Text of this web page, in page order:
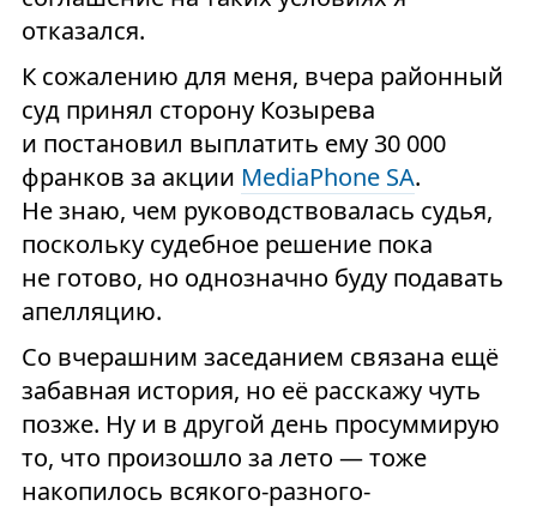
отказался.
К сожалению для меня, вчера районный
суд принял сторону Козырева
и постановил выплатить ему 30 000
франков за акции MediaPhone SA.
Не знаю, чем руководствовалась судья,
поскольку судебное решение пока
не готово, но однозначно буду подавать
апелляцию.
Со вчерашним заседанием связана ещё
забавная история, но её расскажу чуть
позже. Ну и в другой день просуммирую
то, что произошло за лето — тоже
накопилось всякого-разного-